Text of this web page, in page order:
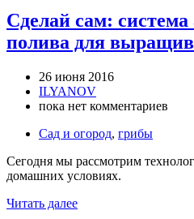
Сделай сам: система
полива для
26 июня 2016
ILYANOV
пока нет комментариев
Сад и огород, грибы
Сегодня мы рассмотрим
домашних условиях.
Читать далее